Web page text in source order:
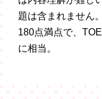
題は含まれません。
180点満点で、
に相当。